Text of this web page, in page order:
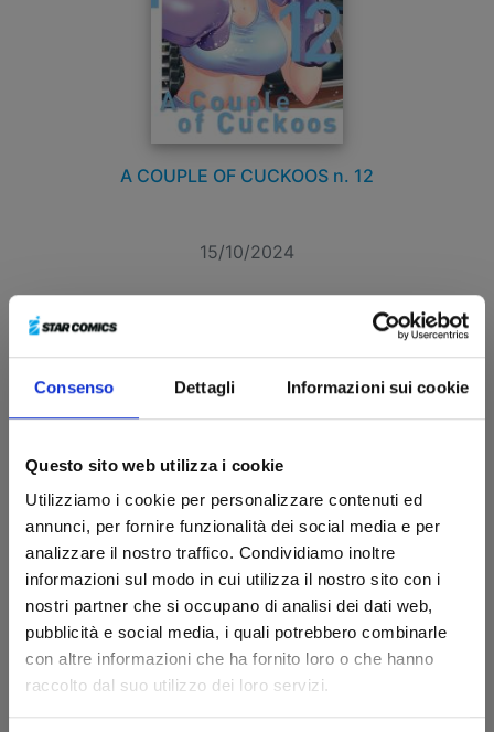
Consenso Dettagli Informazioni sui cookie
Questo sito web utilizza i cookie
Utilizziamo i cookie per personalizzare contenuti ed
annunci, per fornire funzionalità dei social media e per
analizzare il nostro traffico. Condividiamo inoltre
informazioni sul modo in cui utilizza il nostro sito con i
nostri partner che si occupano di analisi dei dati web,
pubblicità e social media, i quali potrebbero combinarle
con altre informazioni che ha fornito loro o che hanno
raccolto dal suo utilizzo dei loro servizi.
A COUPLE OF CUCKOOS n. 12
15/10/2024